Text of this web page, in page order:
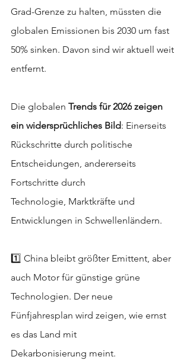
Grad-Grenze zu halten, müssten die
globalen Emissionen bis 2030 um fast
50% sinken. Davon sind wir aktuell weit
entfernt.
Die globalen Trends für 2026 zeigen
ein widersprüchliches Bild: Einerseits
Rückschritte durch politische
Entscheidungen, andererseits
Fortschritte durch
Technologie, Marktkräfte und
Entwicklungen in Schwellenländern.
1️⃣ China bleibt größter Emittent, aber
auch Motor für günstige grüne
Technologien. Der neue
Fünfjahresplan wird zeigen, wie ernst
es das Land mit
Dekarbonisierung meint.